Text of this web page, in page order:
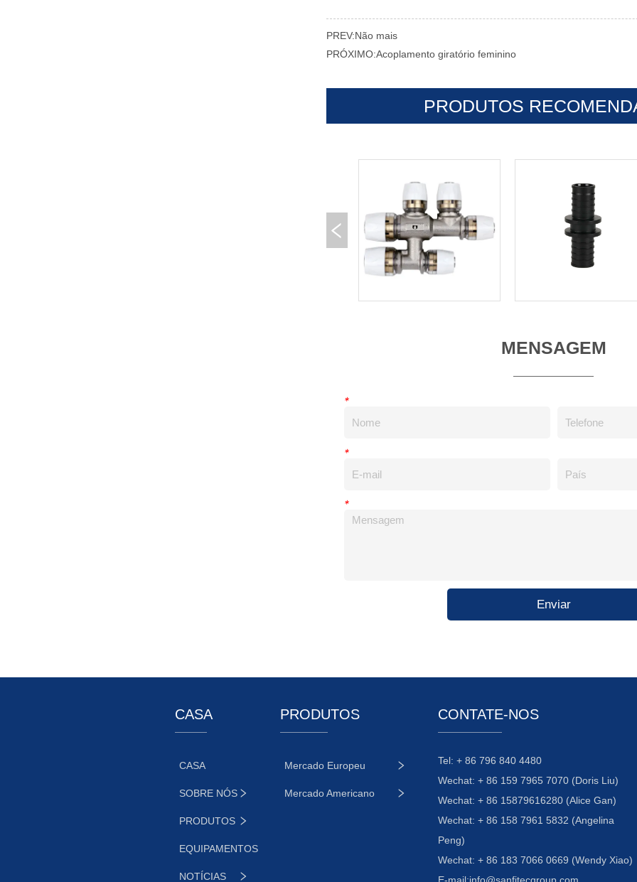
PREV:Não mais
PRÓXIMO:Acoplamento giratório feminino
PRODUTOS
MENSAGEM
*
*
*
Enviar
CASA
CASA
SOBRE NÓS
PRODUTOS
EQUIPAMENTOS
NOTÍCIAS
PRODUTOS
Mercado Europeu
Mercado Americano
CONTATE-NOS
Tel: + 86 796 840 4480
Wechat: + 86 159 7965 7070 (Doris Liu)
Wechat: + 86 15879616280 (Alice Gan)
Wechat: + 86 158 7961 5832 (Angelina
Peng)
Wechat: + 86 183 7066 0669 (Wendy Xiao)